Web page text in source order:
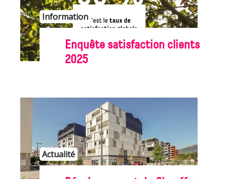
Information
Enquête satisfaction clients
2025
Actualité